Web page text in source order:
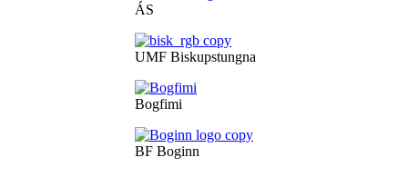
ÁS
UMF Biskupstungna
Bogfimi
BF Boginn